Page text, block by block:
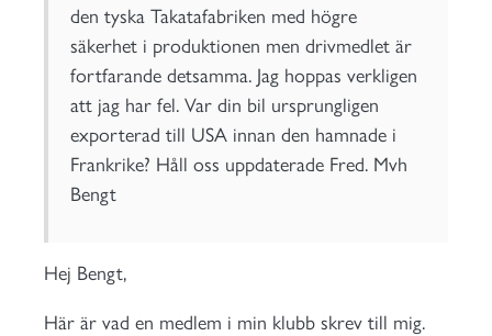
den tyska Takatafabriken med högre
säkerhet i produktionen men drivmedlet är
fortfarande detsamma. Jag hoppas verkligen
att jag har fel. Var din bil ursprungligen
exporterad till USA innan den hamnade i
Frankrike? Håll oss uppdaterade Fred. Mvh
Bengt
Hej Bengt,
Här är vad en medlem i min klubb skrev till mig.